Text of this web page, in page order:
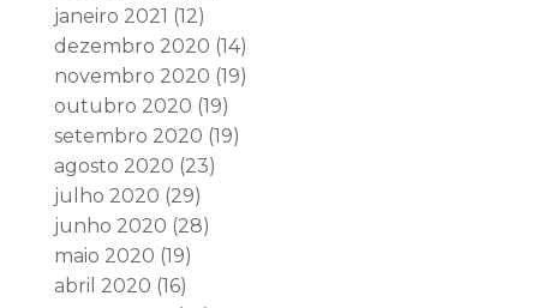
janeiro 2021 (12)
dezembro 2020 (14)
novembro 2020 (19)
outubro 2020 (19)
setembro 2020 (19)
agosto 2020 (23)
julho 2020 (29)
junho 2020 (28)
maio 2020 (19)
abril 2020 (16)